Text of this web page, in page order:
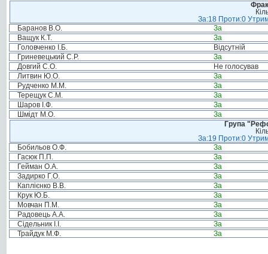
За:18 Проти:0
Баранов В.О.
За
Ващук К.Т.
За
Головченко І.Б.
Відсутній
Гриневецький С.Р.
За
Довгий С.О.
Не голосував
Литвин Ю.О.
За
Рудченко М.М.
За
Терещук С.М.
За
Шаров І.Ф.
За
Шмідт М.О.
За
Група
За:19 Проти:0
Бобильов О.Ф.
За
Гасюк П.П.
За
Гейман О.А.
За
Задирко Г.О.
За
Каплієнко В.В.
За
Крук Ю.Б.
За
Мовчан П.М.
За
Радовець А.А.
За
Сідельник І.І.
За
Трайдук М.Ф.
За